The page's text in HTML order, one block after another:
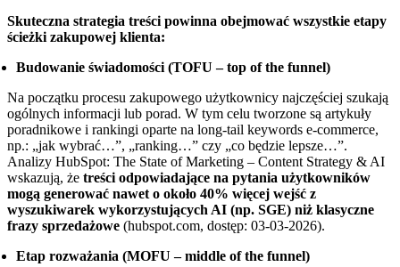
Skuteczna strategia treści powinna obejmować wszystkie etapy
ścieżki zakupowej klienta:
Budowanie świadomości (TOFU – top of the funnel)
Na początku procesu zakupowego użytkownicy najczęściej szukają
ogólnych informacji lub porad. W tym celu tworzone są artykuły
poradnikowe i rankingi oparte na long-tail keywords e-commerce,
np.: „jak wybrać…”, „ranking…” czy „co będzie lepsze…”.
Analizy HubSpot: The State of Marketing – Content Strategy & AI
wskazują, że treści odpowiadające na pytania użytkowników
mogą generować nawet o około 40% więcej wejść z
wyszukiwarek wykorzystujących AI (np. SGE) niż klasyczne
frazy sprzedażowe (hubspot.com, dostęp: 03-03-2026).
Etap rozważania (MOFU – middle of the funnel)